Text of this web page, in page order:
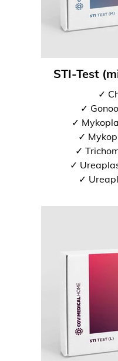
STI-Test
✓
✓
✓
✓
✓
✓
✓